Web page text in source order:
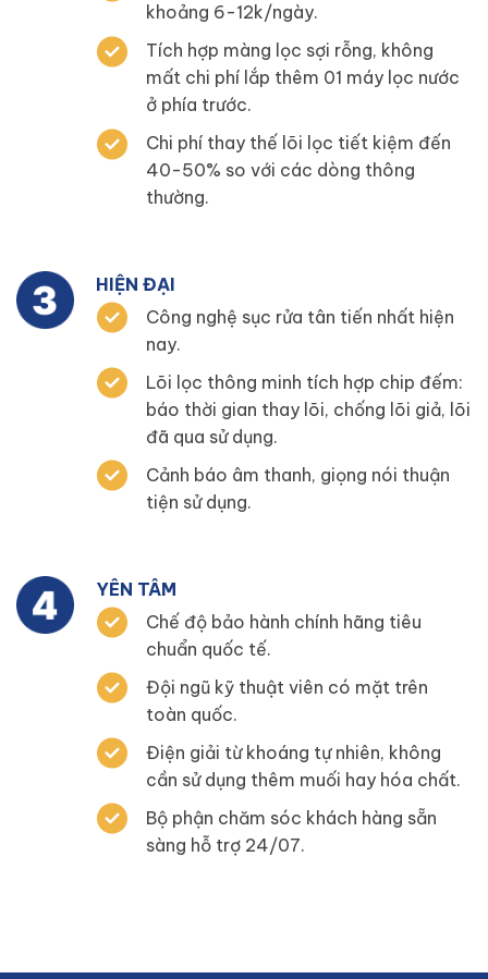
khoảng 6-12k/ngày.
Tích hợp màng lọc sợi rỗng, không
mất chi phí lắp thêm 01 máy lọc nước
ở phía trước.
Chi phí thay thế lõi lọc tiết kiệm đến
40-50% so với các dòng thông
thường.
HIỆN ĐẠI
Công nghệ sục rửa tân tiến nhất hiện
nay.
Lõi lọc thông minh tích hợp chip đếm:
báo thời gian thay lõi, chống lõi giả, lõi
đã qua sử dụng.
Cảnh báo âm thanh, giọng nói thuận
tiện sử dụng.
YÊN TÂM
Chế độ bảo hành chính hãng tiêu
chuẩn quốc tế.
Đội ngũ kỹ thuật viên có mặt trên
toàn quốc.
Điện giải từ khoáng tự nhiên, không
cần sử dụng thêm muối hay hóa chất.
Bộ phận chăm sóc khách hàng sẵn
sàng hỗ trợ 24/07.